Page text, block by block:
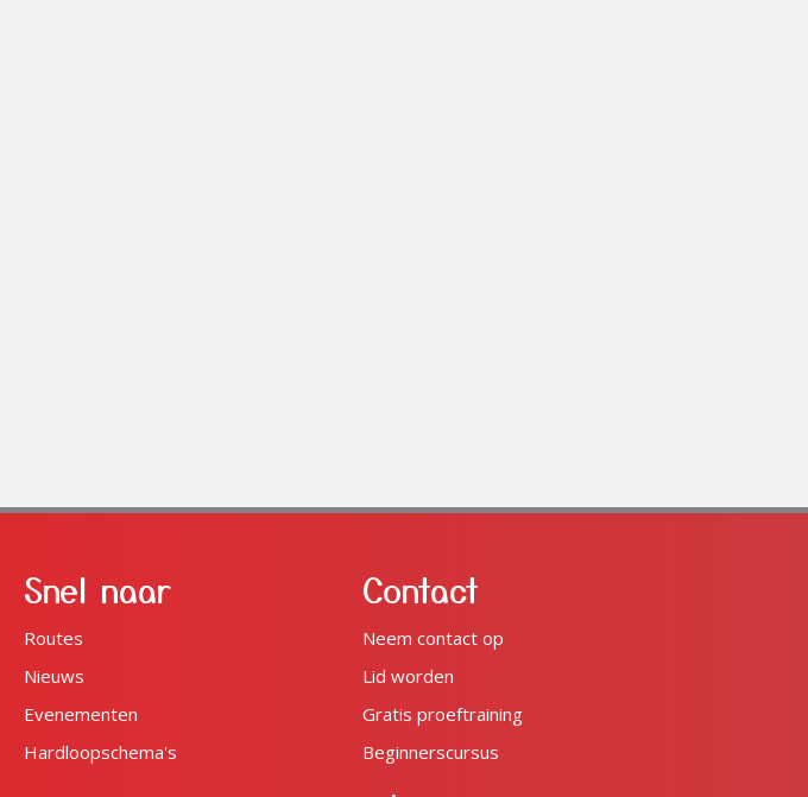
Snel naar
Routes
Nieuws
Evenementen
Hardloopschema's
Contact
Neem contact op
Lid worden
Gratis proeftraining
Beginnerscursus